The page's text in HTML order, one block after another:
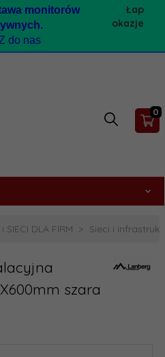
monitorów
do nas
Łap
okazje
0
i SIECI DLA FIRM Sieci i
szara